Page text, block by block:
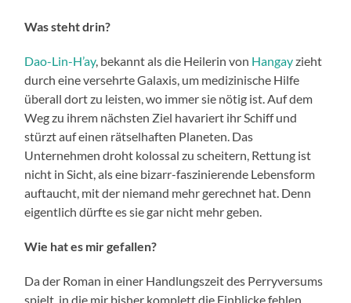
Was steht drin?
Dao-Lin-H’ay, bekannt als die Heilerin von Hangayzieht
durch eine versehrte Galaxis, um medizinische Hilfe
überall dort zu leisten, wo immer sie nötig ist. Auf dem
Weg zu ihrem nächsten Ziel havariert ihr Schiff und
stürzt auf einen rätselhaften Planeten. Das
Unternehmen droht kolossal zu scheitern, Rettung ist
nicht in Sicht, als eine bizarr-faszinierende Lebensform
auftaucht, mit der niemand mehr gerechnet hat. Denn
eigentlich dürfte es sie gar nicht mehr geben.
Wie hat es mir gefallen?
Da der Roman in einer Handlungszeit des Perryversums
spielt, in die mir bisher komplett die Einblicke fehlen,